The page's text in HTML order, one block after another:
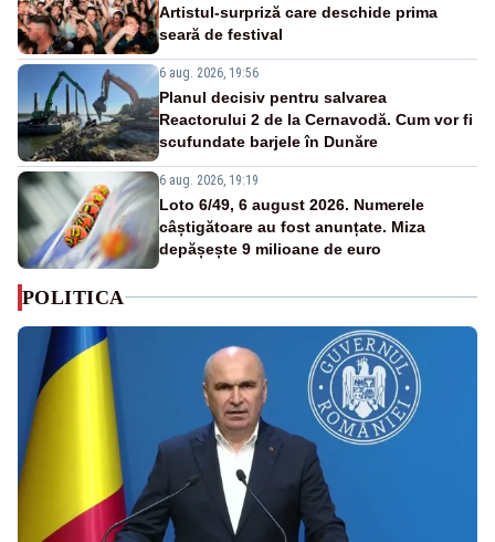
Artistul-surpriză care deschide prima
seară de festival
6 aug. 2026, 19:56
Planul decisiv pentru salvarea
Reactorului 2 de la Cernavodă. Cum vor fi
scufundate barjele în Dunăre
6 aug. 2026, 19:19
Loto 6/49, 6 august 2026. Numerele
câștigătoare au fost anunțate. Miza
depășește 9 milioane de euro
POLITICA